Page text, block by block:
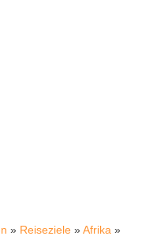
» Reiseziele»Afrika »